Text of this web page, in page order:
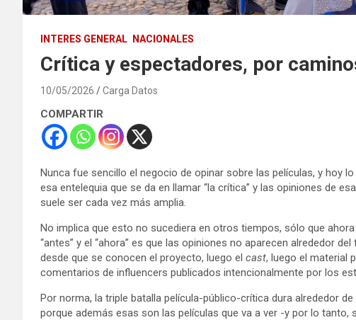
INTERES GENERAL NACIONALES
Crítica y espectadores, por
10/05/2026 Carga Datos
COMPARTIR
Nunca fue sencillo el negocio de opinar sobre las películas, y hoy
esa entelequia que se da en llamar “la crítica” y las opiniones de
suele ser cada vez más amplia.
No implica que esto no sucediera en otros tiempos, sólo que
“antes” y el “ahora” es que las opiniones no aparecen alrededor
desde que se conocen el proyecto, luego el cast, luego el material
comentarios de influencers publicados intencionalmente por los
Por norma, la triple batalla película-público-crítica dura alrededor
porque además esas son las películas que va a ver -y por lo